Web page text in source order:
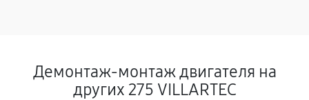
Демонтаж-монтаж двигателя на
других 275 VILLARTEC